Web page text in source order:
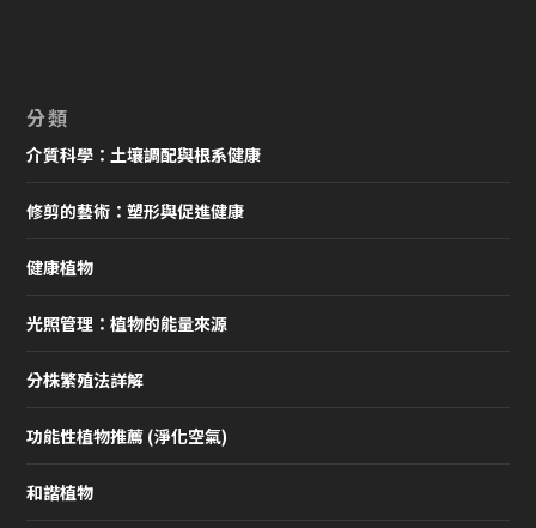
分類
介質科學：土壤調配與根系健康
修剪的藝術：塑形與促進健康
健康植物
光照管理：植物的能量來源
分株繁殖法詳解
功能性植物推薦 (淨化空氣)
和諧植物